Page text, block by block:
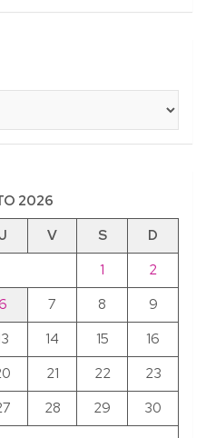
2026
V S
D
1
2
7 8
9
14 15
16
21 22
23
28 29
30